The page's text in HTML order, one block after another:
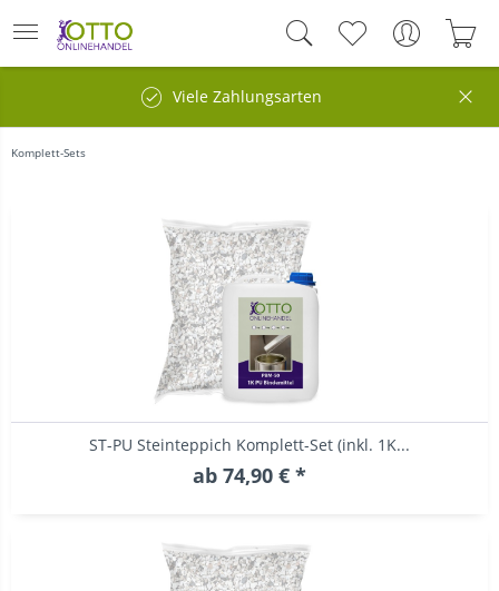
Viele Zahlungsarten
Komplett-Sets
ST-PU Steinteppich Komplett-Set (inkl. 1K...
ab 74,90 € *